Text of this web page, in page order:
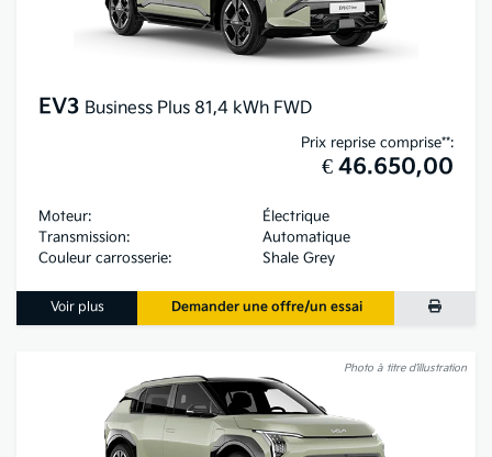
EV3 Business Plus 81,4 kWh FWD
Prix reprise comprise**:
€ 46.650,00
Moteur:
Électrique
Transmission:
Automatique
Couleur carrosserie:
Shale Grey
Voir plus Demander une offre/un essai
Photo à titre d’illustration